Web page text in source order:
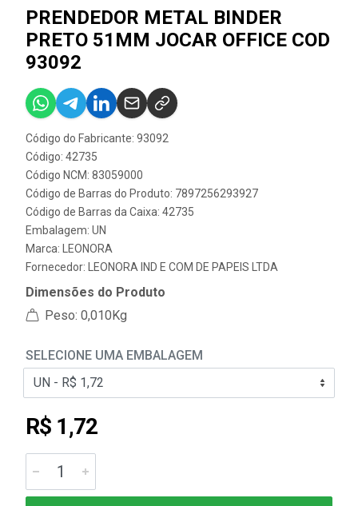
PRENDEDOR METAL BINDER
PRETO 51MM JOCAR OFFICE COD
93092
Código do Fabricante: 93092
Código: 42735
Código NCM: 83059000
Código de Barras do Produto: 7897256293927
Código de Barras da Caixa: 42735
Embalagem: UN
Marca:
LEONORA
Fornecedor:
LEONORA IND E COM DE PAPEIS LTDA
Dimensões do Produto
Peso: 0,010Kg
SELECIONE UMA EMBALAGEM
R$ 1,72